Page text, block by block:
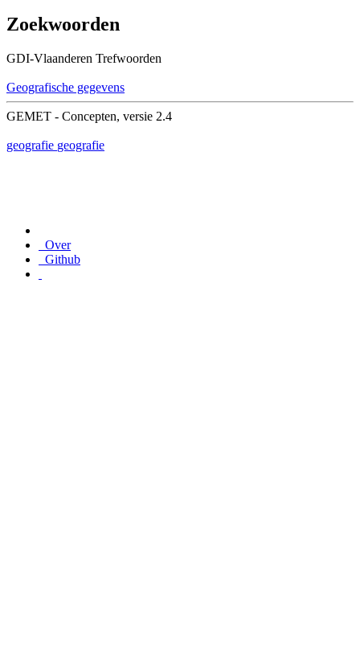
Zoekwoorden
GDI-Vlaanderen Trefwoorden
Geografische gegevens
GEMET - Concepten, versie 2.4
geografie geografie
Over
Github